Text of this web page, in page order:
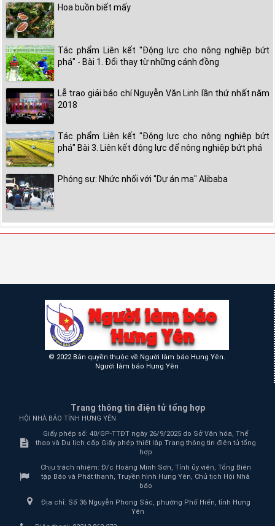
Hoa buồn biết mấy
Tác phẩm Liên kết "Động lực cho nông nghiệp bứt
phá" - Bài 1. Đổi thay từ những cánh đồng
Lễ trao giải báo chí Nguyễn Văn Linh lần thứ nhất năm
2018
Tác phẩm Liên kết "Động lực cho nông nghiệp bứt
phá" Bài 3. Liên kết động lực để nông nghiệp bứt phá
Phóng sự: Nhức nhối với "Dự án ma" Alibaba
© 2022 Bản quyền thuộc về Người làm báo Hưng Yên.
Người làm báo Hưng Yên
Trang thông tin điện tử tổng hợp
HỘI NHÀ BÁO TỈNH HƯNG YÊN
Giấy phép số: 40/GP-TTĐT ngày 26/9/2025 do Sở Văn hóa, Thể
thao và Du lịch cấp Giấy phép thiết lập Trang thông tin điện tử tổng
hợp
Chịu trách nhiệm: Đ/c Hoàng Minh Sơn, Tỉnh ủy viên, Tổng Biên
tập Báo và Phát thanh, Truyền hình Hưng Yên, Chủ tịch Hội Nhà
báo
Địa chỉ: Số 36 Nguyễn Phong Sắc, phường Phố Hiến, tỉnh Hưng
Yên